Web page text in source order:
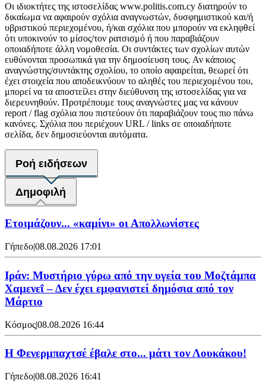
Οι ιδιοκτήτες της ιστοσελίδας www.politis.com.cy διατηρούν το
δικαίωμα να αφαιρούν σχόλια αναγνωστών, δυσφημιστικού και/ή
υβριστικού περιεχομένου, ή/και σχόλια που μπορούν να εκληφθεί
ότι υποκινούν το μίσος/τον ρατσισμό ή που παραβιάζουν
οποιαδήποτε άλλη νομοθεσία. Οι συντάκτες των σχολίων αυτών
ευθύνονται προσωπικά για την δημοσίευση τους. Αν κάποιος
αναγνώστης/συντάκτης σχολίου, το οποίο αφαιρείται, θεωρεί ότι
έχει στοιχεία που αποδεικνύουν το αληθές του περιεχομένου του,
μπορεί να τα αποστείλει στην διεύθυνση της ιστοσελίδας για να
διερευνηθούν. Προτρέπουμε τους αναγνώστες μας να κάνουν
report / flag σχόλια που πιστεύουν ότι παραβιάζουν τους πιο πάνω
κανόνες. Σχόλια που περιέχουν URL / links σε οποιαδήποτε
σελίδα, δεν δημοσιεύονται αυτόματα.
Ροή ειδήσεων
Δημοφιλή
Ετοιμάζουν... «καμίνι» οι Απολλωνίστες
Γήπεδο|08.08.2026 17:01
Ιράν: Μυστήριο γύρω από την υγεία του Μοζτάμπα
Χαμενεΐ – Δεν έχει εμφανιστεί δημόσια από τον
Μάρτιο
Κόσμος|08.08.2026 16:44
Η Φενερμπαχτσέ έβαλε στο... μάτι τον Λουκάκου!
Γήπεδο|08.08.2026 16:41